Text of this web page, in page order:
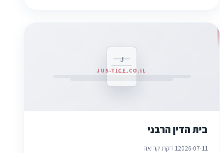
J
JUS-TICE.CO.IL
בית הדין הרבני
2026-07-111 דקת קריאה